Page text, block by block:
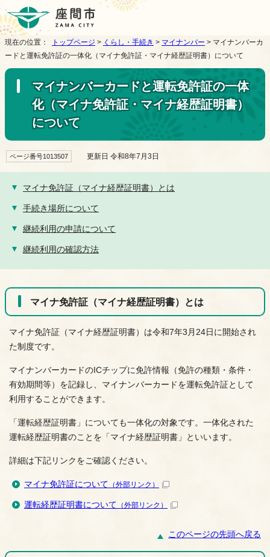
現在の位置： トップページ > くらし・手続き > マイナンバー > マイナンバーカ
ードと運転免許証の一体化（マイナ免許証・マイナ経歴証明書）について
マイナンバーカードと運転免許証の一体
化（マイナ免許証・マイナ経歴証明書）
について
ページ番号1013507 更新日 令和8年7月3日
マイナ免許証（マイナ経歴証明書）とは
手続き場所について
継続利用の申請について
継続利用の確認方法
マイナ免許証（マイナ経歴証明書）とは
マイナ免許証（マイナ経歴証明書）は令和7年3月24日に開始され
た制度です。
マイナンバーカードのICチップに免許情報（免許の種類・条件・
有効期間等）を記録し、マイナンバーカードを運転免許証として
利用することができます。
「運転経歴証明書」についても一体化の対象です。一体化された
運転経歴証明書のことを「マイナ経歴証明書」といいます。
詳細は下記リンクをご確認ください。
マイナ免許証について （外部リンク）
運転経歴証明書について （外部リンク）
このページの先頭へ戻る